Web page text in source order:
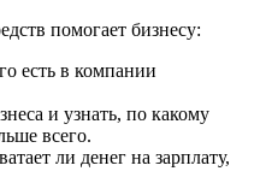
помогает бизнесу:
есть в компании
и узнать, по какому
всего.
ли денег на зарплату,